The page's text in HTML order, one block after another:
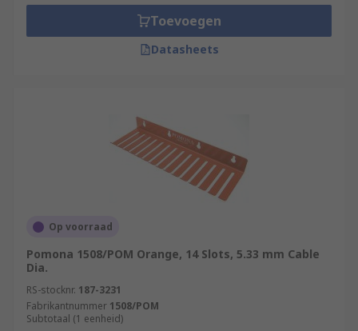
Toevoegen
Datasheets
Op voorraad
Pomona 1508/POM Orange, 14 Slots, 5.33 mm Cable
Dia.
RS-stocknr. 187-3231
Fabrikantnummer 1508/POM
Subtotaal (1 eenheid)